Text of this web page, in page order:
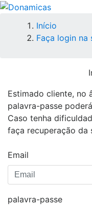
Início
Faça login na
Estimado cliente, no
palavra-passe
Caso tenha
faça recuperação da
Email
palavra-passe